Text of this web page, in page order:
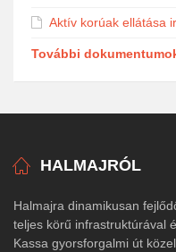
Aktív korúak ellátása
További
HALMAJRÓL
Halmajra dinamikusan
teljes körű infrastruktúrával
Kassa gyorsforgalmi út